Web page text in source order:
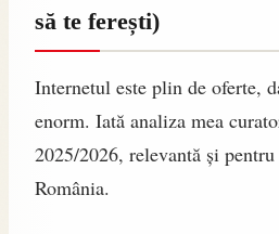
să te ferești)
Internetul este plin de oferte,
enorm. Iată analiza mea
2025/2026, relevantă și
România.